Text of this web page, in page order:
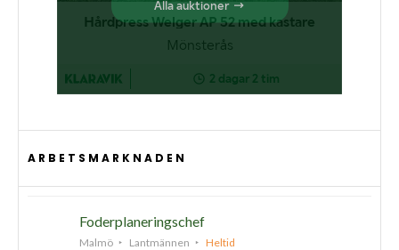
ARBETSMARKNADEN
Foderplaneringschef
Malmö Lantmännen Heltid